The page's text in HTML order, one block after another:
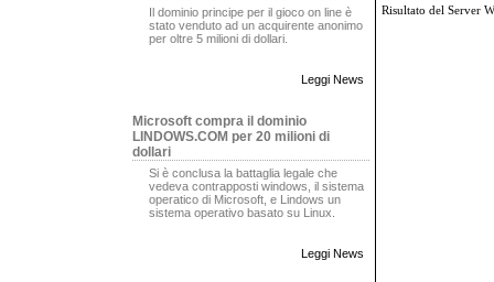
Il dominio principe per il gioco on line è
stato venduto ad un acquirente anonimo
per oltre 5 milioni di dollari.
Leggi News
Microsoft compra il dominio
LINDOWS.COM per 20 milioni di
dollari
Si è conclusa la battaglia legale che
vedeva contrapposti windows, il sistema
operatico di Microsoft, e Lindows un
sistema operativo basato su Linux.
Leggi News
Risultato del Server